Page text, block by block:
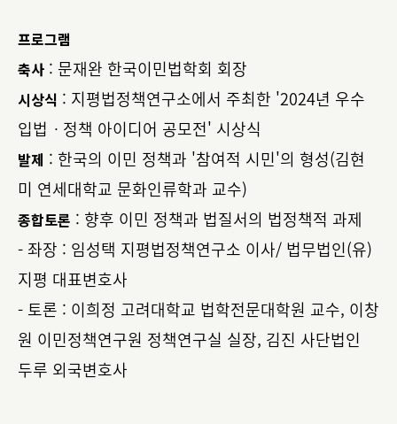
프로그램
축사 : 문재완 한국이민법학회 회장
시상식 : 지평법정책연구소에서 주최한 '2024년 우수
입법ㆍ정책 아이디어 공모전' 시상식
발제 : 한국의 이민 정책과 '참여적 시민'의 형성(김현
미 연세대학교 문화인류학과 교수)
종합토론 : 향후 이민 정책과 법질서의 법정책적 과제
- 좌장 : 임성택 지평법정책연구소 이사/ 법무법인(유)
지평 대표변호사
- 토론 : 이희정 고려대학교 법학전문대학원 교수, 이창
원 이민정책연구원 정책연구실 실장, 김진 사단법인
두루 외국변호사